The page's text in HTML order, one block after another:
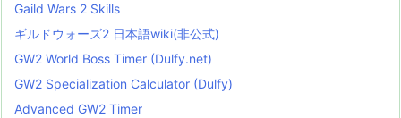
Gaild Wars 2 Skills
ギルドウォーズ2 日本語wiki(非公式)
GW2 World Boss Timer (Dulfy.net)
GW2 Specialization Calculator (Dulfy)
Advanced GW2 Timer